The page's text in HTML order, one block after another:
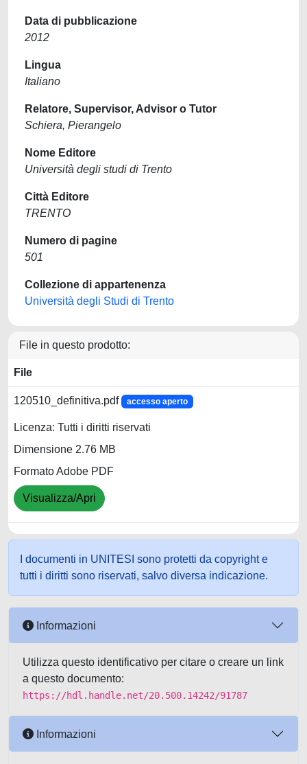
Data di pubblicazione
2012
Lingua
Italiano
Relatore, Supervisor, Advisor o Tutor
Schiera, Pierangelo
Nome Editore
Università degli studi di Trento
Città Editore
TRENTO
Numero di pagine
501
Collezione di appartenenza
Università degli Studi di Trento
File in questo prodotto:
File
120510_definitiva.pdf accesso aperto
Licenza: Tutti i diritti riservati
Dimensione 2.76 MB
Formato Adobe PDF
Visualizza/Apri
I documenti in UNITESI sono protetti da copyright e
tutti i diritti sono riservati, salvo diversa indicazione.
Informazioni
Utilizza questo identificativo per citare o creare un link
a questo documento:
https://hdl.handle.net/20.500.14242/91787
Informazioni